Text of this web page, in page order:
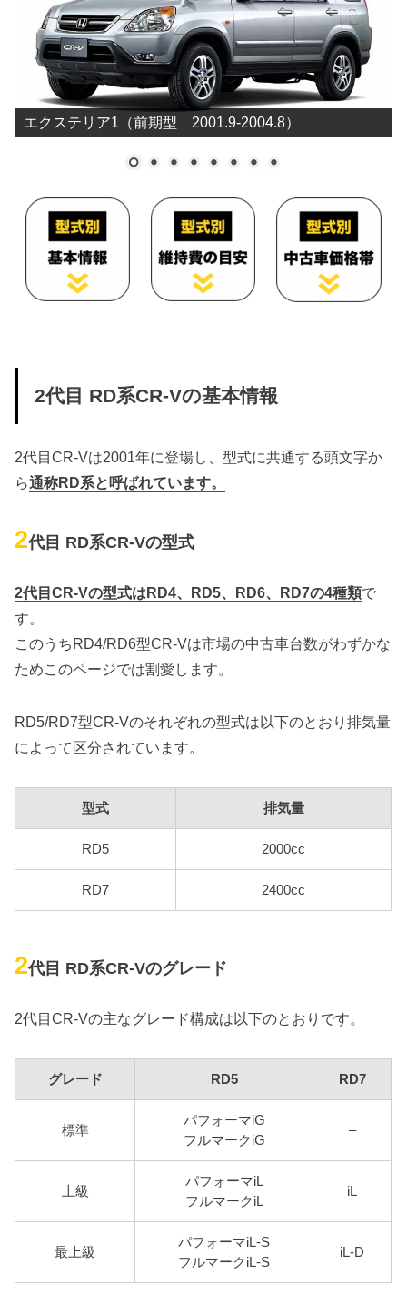
エクステリア1（前期型 2001.9-2004.8）
2代目 RD系CR-Vの基本情報
2代目CR-Vは2001年に登場し、型式に共通する頭文字か
ら通称RD系と呼ばれています。
2代目 RD系CR-Vの型式
2代目CR-Vの型式はRD4、RD5、RD6、RD7の4種類で
す。
このうちRD4/RD6型CR-Vは市場の中古車台数がわずかな
ためこのページでは割愛します。
RD5/RD7型CR-Vのそれぞれの型式は以下のとおり排気量
によって区分されています。
型式 排気量
RD5 2000cc
RD7 2400cc
2代目 RD系CR-Vのグレード
2代目CR-Vの主なグレード構成は以下のとおりです。
グレード RD5 RD7
標準
パフォーマiG
フルマークiG
–
上級
パフォーマiL
フルマークiL
iL
最上級
パフォーマiL-S
フルマークiL-S
iL-D